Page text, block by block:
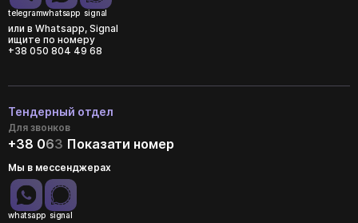
telegramwhatsapp signal
или в Whatsapp, Signal
ищите по номеру
+38 050 804 49 68
Тендерный отдел
Для звонков
+38 063 Показати номер
Мы в мессенджерах
whatsapp signal